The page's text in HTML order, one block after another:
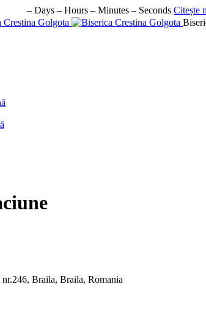
– Days – Hours – Minutes – Seconds Citește
Braila, Braila, Romania